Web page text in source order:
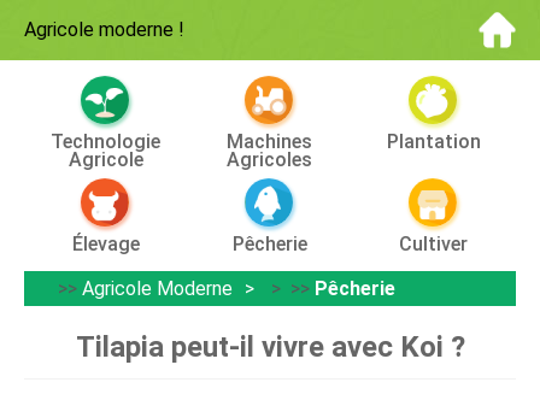
Agricole moderne !
Technologie
Agricole
Machines
Agricoles
Plantation
Élevage Pêcherie
Cultiver
>> Agricole Moderne > >> Pêcherie
Tilapia peut-il vivre avec Koi ?